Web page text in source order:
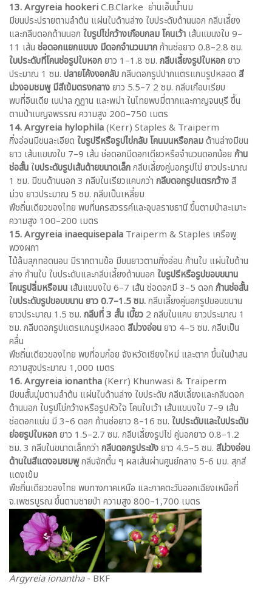
13. Argyreia hookeriC.B.Clarke ย่านเอ็นน้ำนม
มีขนประปรายตามลำต้น แผ่นใบด้านล่าง ใบประดับด้านนอก กลีบเลี้ยง
และกลีบดอกด้านนอก ใบรูปไข่กว้างเกือบกลมโคนเว้า เส้นแขนงใบ 9–
11 เส้น ช่อดอกแยกแขนง มีดอกจำนวนมากก้านช่อยาว 0.8–2.8 ซม.
ใบประดับที่โคนช่อรูปใบหอกยาว 1–1.8 ซม. กลีบเลี้ยงรูปใบหอกยาว
ประมาณ 1 ซม. ปลายโค้งงอกลับกลีบดอกรูปปากแตรแกมรูปหลอด สี
ม่วงอมชมพูมีสีเข้มตรงกลางยาว 5.5–7 2 ซม. กลีบเกือบเรียบ
พบที่อินเดีย เนปาล ภูฏาน และพม่า ในไทยพบมี่ตากและกาญจนบุรี ขึ้น
ตามป่าเบญจพรรณ ความสูง 200–750 เมตร
14. Argyreia hylophila(Kerr) Staples & Traiperm
กิ่งอ่อนมีขนละเอียด ใบรูปรีหรือรูปไข่กลับโคนมนหรือกลมด้านล่างมีขน
ยาว เส้นแขนงใบ 7–9 เส้น ช่อดอกมีดอกเดียวหรือจำนวนดอกน้อย ก้าน
ช่อสั้นใบประดับรูปเส้นด้ายขนาดเล็กกลีบเลี้ยงคู่นอกรูปไข่ ยาวประมาณ
1 ซม. มีขนด้านนอก 3 กลีบในเรียวแคบกว่า กลีบดอกรูปแตรกว้างสี
ม่วง ยาวประมาณ 5 ซม. กลีบเป็นเหลี่ยม
พืชถิ่นเดียวของไทย พบที่นครสวรรค์และอุบลราชธานี ขึ้นตามป่าละเมาะ
ความสูง 100–200 เมตร
15. Argyreia inaequisepala Traiperm & Staples เครือพู
พวงผกา
ไม้ล้มลุกทอดนอน มีรากตามข้อ มีขนยาวตามกิ่งอ่อน ก้านใบ แผ่นใบด้าน
ล่าง ก้านใบ ใบประดับและกลีบเลี้ยงด้านนอก ใบรูปรีหรือรูปขอบขนาน
โคนรูปลิ่มหรือมน เส้นแขนงใบ 6–7 เส้น ช่อดอกมี 3–5 ดอก ก้านช่อสั้น
ใบประดับรูปขอบขนาน ยาว 0.7–1.5 ซม.กลีบเลี้ยงคู่นอกรูปขอบขนาน
ยาวประมาณ 1.5 ซม. กลีบที่ 3 สั้น เบี้ยว 2 กลีบในแคบ ยาวประมาณ 1
ซม. กลีบดอกรูปแตรแกมรูปหลอด สีม่วงอ่อนยาว 4–5 ซม. กลีบเป็น
คลื่น
พืชถิ่นเดียวของไทย พบที่อมก๋อย จังหวัดเชียงใหม่ และตาก ขึ้นในป่าสน
ความสูงประมาณ 1,000 เมตร
16. Argyreia ionantha(Kerr) Khunwasi & Traiperm
มีขนสั้นนุ่มตามลำต้น แผ่นใบด้านล่าง ใบประดับ กลีบเลี้ยงและกลีบดอก
ด้านนอก ใบรูปไข่กว้างหรือรูปหัวใจ โคนใบเว้า เส้นแขนงใบ 7–9 เส้น
ช่อดอกแน่น มี 3–6 ดอก ก้านช่อยาว 8–16 ซม. ใบประดับและใบประดับ
ย่อยรูปใบหอกยาว 1.5–2.7 ซม. กลีบเลี้ยงรูปไข่ คู่นอกยาว 0.8–1.2
ซม. 3 กลีบในขนาดเล็กกว่า กลีบดอกรูประฆังยาว 4.5–5 ซม. สีม่วงอ่อน
ด้านในสีแดงอมชมพูกลีบจักตื้น ๆ ผลเส้นผ่านศูนย์กลาง 5-6 มม. สุกสี
แดงเข้ม
พืชถิ่นเดียวของไทย พบทางภาคเหนือ และภาคตะวันออกเฉียงเหนือที่
จ.เพชรบูรณ ขึ้นตามชายป่า ความสูง 800–1,700 เมตร
Argyreia ionantha- BKF